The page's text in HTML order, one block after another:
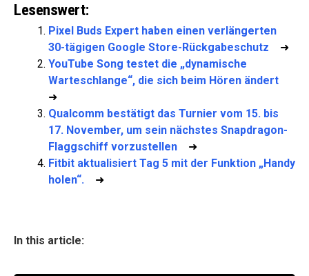
Lesenswert:
Pixel Buds Expert haben einen verlängerten
30-tägigen Google Store-Rückgabeschutz ➜
YouTube Song testet die „dynamische
Warteschlange“, die sich beim Hören ändert
➜
Qualcomm bestätigt das Turnier vom 15. bis
17. November, um sein nächstes Snapdragon-
Flaggschiff vorzustellen ➜
Fitbit aktualisiert Tag 5 mit der Funktion „Handy
holen“. ➜
In this article: